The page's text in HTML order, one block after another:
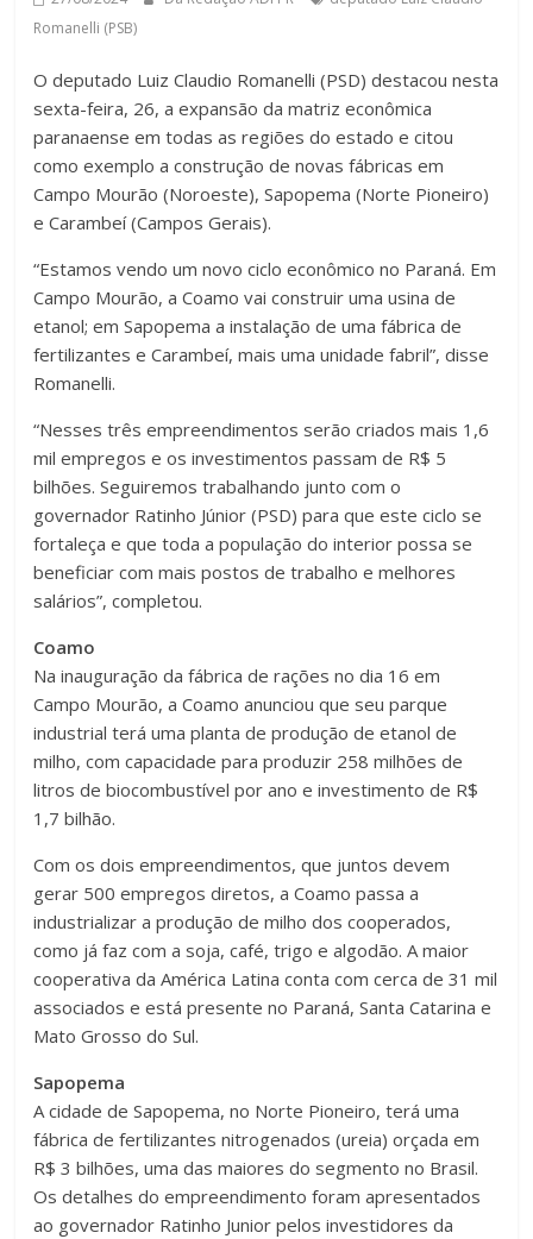
Romanelli (PSB)
O deputado Luiz Claudio Romanelli (PSD) destacou nesta
sexta-feira, 26, a expansão da matriz econômica
paranaense em todas as regiões do estado e citou
como exemplo a construção de novas fábricas em
Campo Mourão (Noroeste), Sapopema (Norte Pioneiro)
e Carambeí (Campos Gerais).
“Estamos vendo um novo ciclo econômico no Paraná. Em
Campo Mourão, a Coamo vai construir uma usina de
etanol; em Sapopema a instalação de uma fábrica de
fertilizantes e Carambeí, mais uma unidade fabril”, disse
Romanelli.
“Nesses três empreendimentos serão criados mais 1,6
mil empregos e os investimentos passam de R$ 5
bilhões. Seguiremos trabalhando junto com o
governador Ratinho Júnior (PSD) para que este ciclo se
fortaleça e que toda a população do interior possa se
beneficiar com mais postos de trabalho e melhores
salários”, completou.
Coamo
Na inauguração da fábrica de rações no dia 16 em
Campo Mourão, a Coamo anunciou que seu parque
industrial terá uma planta de produção de etanol de
milho, com capacidade para produzir 258 milhões de
litros de biocombustível por ano e investimento de R$
1,7 bilhão.
Com os dois empreendimentos, que juntos devem
gerar 500 empregos diretos, a Coamo passa a
industrializar a produção de milho dos cooperados,
como já faz com a soja, café, trigo e algodão. A maior
cooperativa da América Latina conta com cerca de 31 mil
associados e está presente no Paraná, Santa Catarina e
Mato Grosso do Sul.
Sapopema
A cidade de Sapopema, no Norte Pioneiro, terá uma
fábrica de fertilizantes nitrogenados (ureia) orçada em
R$ 3 bilhões, uma das maiores do segmento no Brasil.
Os detalhes do empreendimento foram apresentados
ao governador Ratinho Junior pelos investidores da